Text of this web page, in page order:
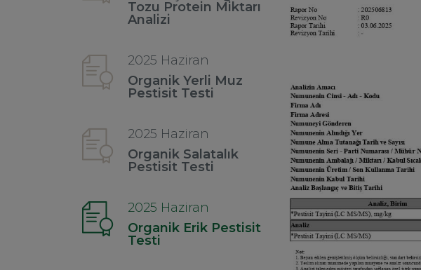
Tozu Protein Miktarı
Analizi
2025 Haziran
Organik Yerli Muz
Pestisit Testi
2025 Haziran
Organik Salatalık
Pestisit Testi
2025 Haziran
Organik Erik Pestisit
Testi